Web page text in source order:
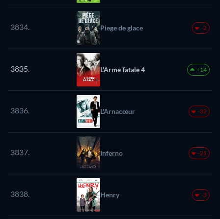
3834. Piege de glace -2
3835. L'Arme fatale 4 +14
3836. L'Arnacœur -32
3837. Inferno -21
3838. Henry -3